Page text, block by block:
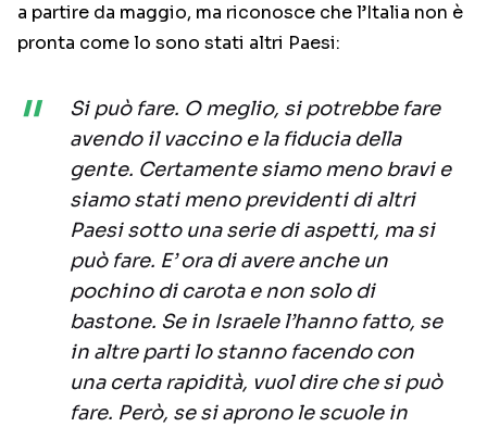
a partire da maggio, ma riconosce che l’Italia non è
pronta come lo sono stati altri Paesi:
Si può fare. O meglio, si potrebbe fare
avendo il vaccino e la fiducia della
gente. Certamente siamo meno bravi e
siamo stati meno previdenti di altri
Paesi sotto una serie di aspetti, ma si
può fare. E’ ora di avere anche un
pochino di carota e non solo di
bastone. Se in Israele l’hanno fatto, se
in altre parti lo stanno facendo con
una certa rapidità, vuol dire che si può
fare. Però, se si aprono le scuole in